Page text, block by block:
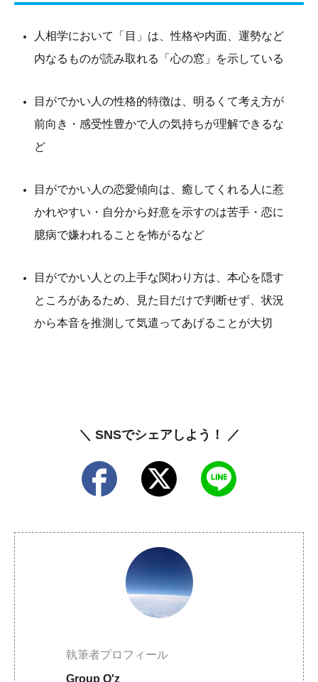
人相学において「目」は、性格や内面、運勢など
内なるものが読み取れる「心の窓」を示している
目がでかい人の性格的特徴は、明るくて考え方が
前向き・感受性豊かで人の気持ちが理解できるな
ど
目がでかい人の恋愛傾向は、癒してくれる人に惹
かれやすい・自分から好意を示すのは苦手・恋に
臆病で嫌われることを怖がるなど
目がでかい人との上手な関わり方は、本心を隠す
ところがあるため、見た目だけで判断せず、状況
から本音を推測して気遣ってあげることが大切
＼ SNSでシェアしよう！ ／
執筆者プロフィール
Group O'z